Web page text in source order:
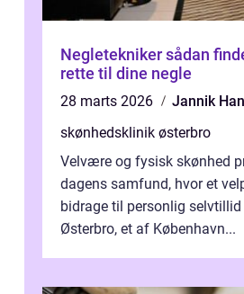
Negletekniker sådan finder du den
rette til dine negle
28 marts 2026
Jannik
skønhedsklinik østerbro
Velvære og fysisk skønhed
dagens samfund, hvor et
bidrage til personlig
Østerbro, et af København...